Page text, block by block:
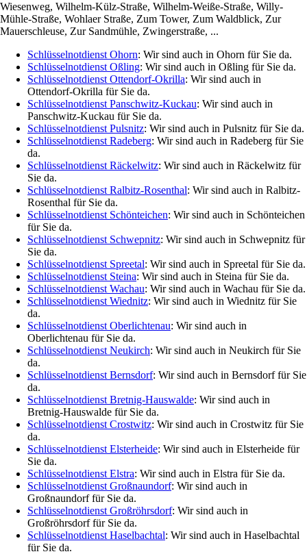
Wiesenweg, Wilhelm-Külz-Straße, Wilhelm-Weiße-Straße, Willy-
Mühle-Straße, Wohlaer Straße, Zum Tower, Zum Waldblick, Zur
Mauerschleuse, Zur Sandmühle, Zwingerstraße, ...
Schlüsselnotdienst Ohorn: Wir sind auch in Ohorn für Sie da.
Schlüsselnotdienst Oßling: Wir sind auch in Oßling für Sie da.
Schlüsselnotdienst Ottendorf-Okrilla: Wir sind auch in
Ottendorf-Okrilla für Sie da.
Schlüsselnotdienst Panschwitz-Kuckau: Wir sind auch in
Panschwitz-Kuckau für Sie da.
Schlüsselnotdienst Pulsnitz: Wir sind auch in Pulsnitz für Sie da.
Schlüsselnotdienst Radeberg: Wir sind auch in Radeberg für Sie
da.
Schlüsselnotdienst Räckelwitz: Wir sind auch in Räckelwitz für
Sie da.
Schlüsselnotdienst Ralbitz-Rosenthal: Wir sind auch in Ralbitz-
Rosenthal für Sie da.
Schlüsselnotdienst Schönteichen: Wir sind auch in Schönteichen
für Sie da.
Schlüsselnotdienst Schwepnitz: Wir sind auch in Schwepnitz für
Sie da.
Schlüsselnotdienst Spreetal: Wir sind auch in Spreetal für Sie da.
Schlüsselnotdienst Steina: Wir sind auch in Steina für Sie da.
Schlüsselnotdienst Wachau: Wir sind auch in Wachau für Sie da.
Schlüsselnotdienst Wiednitz: Wir sind auch in Wiednitz für Sie
da.
Schlüsselnotdienst Oberlichtenau: Wir sind auch in
Oberlichtenau für Sie da.
Schlüsselnotdienst Neukirch: Wir sind auch in Neukirch für Sie
da.
Schlüsselnotdienst Bernsdorf: Wir sind auch in Bernsdorf für Sie
da.
Schlüsselnotdienst Bretnig-Hauswalde: Wir sind auch in
Bretnig-Hauswalde für Sie da.
Schlüsselnotdienst Crostwitz: Wir sind auch in Crostwitz für Sie
da.
Schlüsselnotdienst Elsterheide: Wir sind auch in Elsterheide für
Sie da.
Schlüsselnotdienst Elstra: Wir sind auch in Elstra für Sie da.
Schlüsselnotdienst Großnaundorf: Wir sind auch in
Großnaundorf für Sie da.
Schlüsselnotdienst Großröhrsdorf: Wir sind auch in
Großröhrsdorf für Sie da.
Schlüsselnotdienst Haselbachtal: Wir sind auch in Haselbachtal
für Sie da.